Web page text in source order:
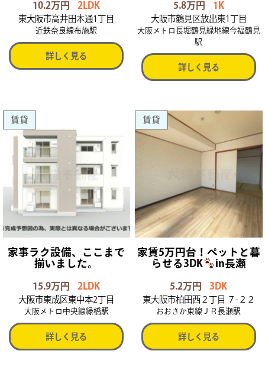
10.2万円 2LDK
東大阪市高井田本通1丁目
近鉄奈良線布施駅
詳しく見る
5.8万円 1K
大阪市鶴見区放出東1丁目
大阪メトロ長堀鶴見緑地線今福鶴見
駅
詳しく見る
賃貸
家事ラク設備、ここまで
揃いました。
15.9万円 2LDK
大阪市東成区東中本2丁目
大阪メトロ中央線緑橋駅
詳しく見る
賃貸
家賃5万円台！ペットと暮
らせる3DK
in長瀬
5.2万円 3DK
東大阪市柏田西２丁目 ７-２２
おおさか東線ＪＲ長瀬駅
詳しく見る